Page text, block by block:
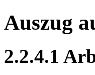
Auszug
2.2.4.1